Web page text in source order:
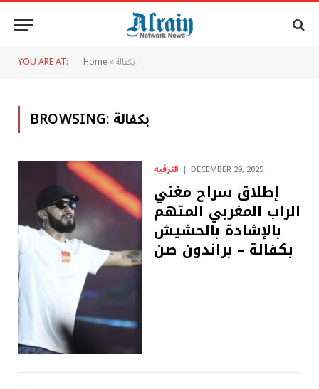
YOU ARE AT: Home»بكفالة
BROWSING:بكفالة
الترفيه DECEMBER 29, 2025
إطلاق سراح مغني
الراب المغربي المتهم
بالإشادة بالحشيش
بكفالة – ​​براندون صن